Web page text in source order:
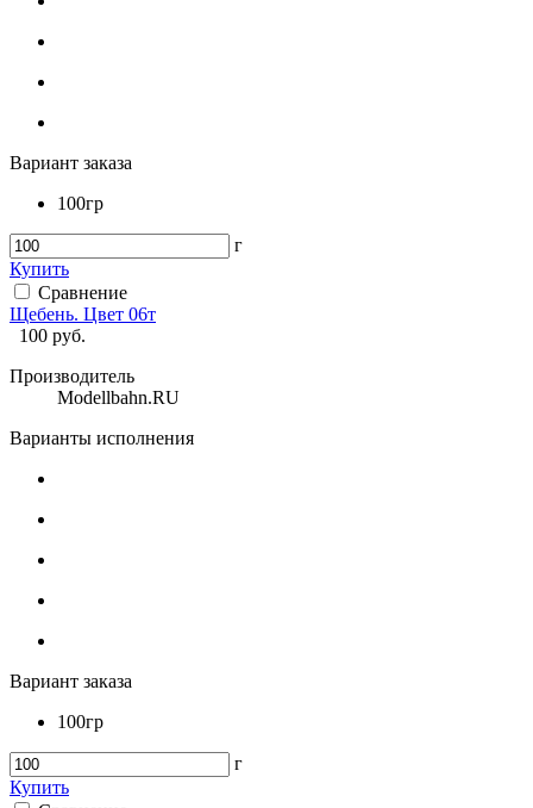
Вариант заказа
100гр
г
Купить
Сравнение
Щебень. Цвет 06т
100 руб.
Производитель
Modellbahn.RU
Варианты исполнения
Вариант заказа
100гр
г
Купить